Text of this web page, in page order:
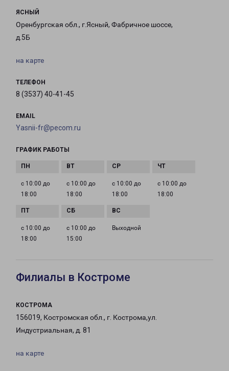
ЯСНЫЙ
Оренбургская обл., г.Ясный, Фабричное шоссе,
д.5Б
на карте
ТЕЛЕФОН
8 (3537) 40-41-45
EMAIL
Yasnii-fr@pecom.ru
ГРАФИК РАБОТЫ
с 10:00 до
18:00
с 10:00 до
18:00
с 10:00 до
18:00
с 10:00 до
18:00
с 10:00 до
18:00
с 10:00 до
15:00
Выходной
Филиалы в Костроме
КОСТРОМА
156019, Костромская обл., г. Кострома,ул.
Индустриальная, д. 81
на карте